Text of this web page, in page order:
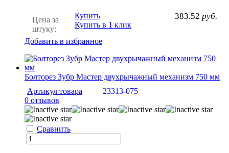
Цена за
штуку:
383.52 руб.
Купить
Купить в 1 клик
Добавить в избранное
Болторез Зубр Мастер двухрычажный механизм 750 мм
Артикул товара
23313-075
0 отзывов
Сравнить